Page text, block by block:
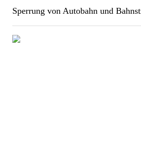
Sperrung von Autobahn und